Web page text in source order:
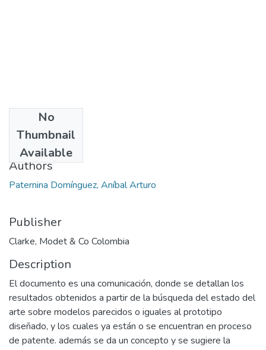
No
Thumbnail
Available
2009-05-15
Authors
Paternina Domínguez, Aníbal Arturo
Publisher
Clarke, Modet & Co Colombia
Description
El documento es una comunicación, donde se detallan los
resultados obtenidos a partir de la búsqueda del estado del
arte sobre modelos parecidos o iguales al prototipo
diseñado, y los cuales ya están o se encuentran en proceso
de patente. además se da un concepto y se sugiere la